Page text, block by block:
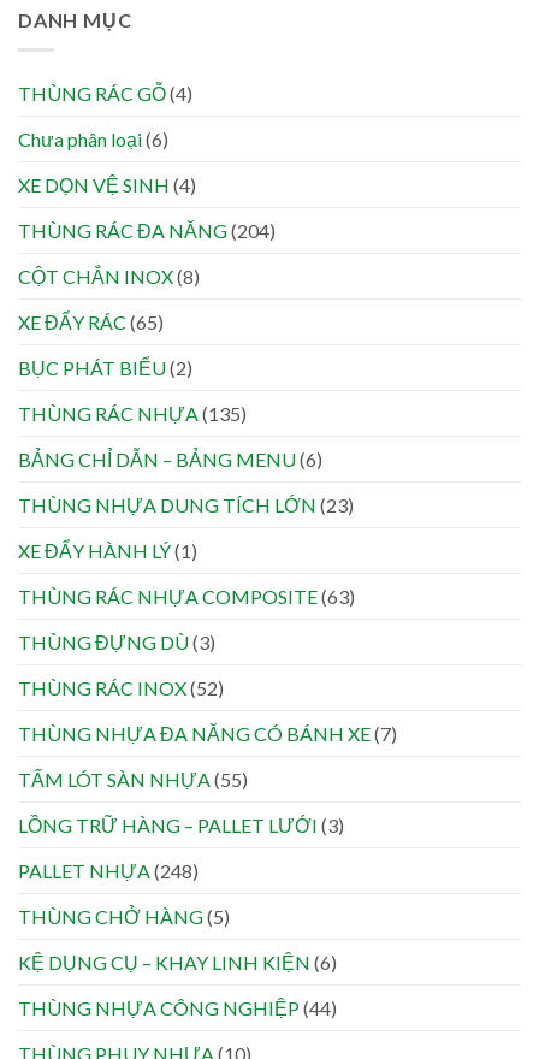
DANH MỤC
THÙNG RÁC GỖ(4)
Chưa phân loại(6)
XE DỌN VỆ SINH (4)
THÙNG RÁC ĐA NĂNG(204)
CỘT CHẮN INOX(8)
XE ĐẨY RÁC (65)
BỤC PHÁT BIỂU(2)
THÙNG RÁC NHỰA (135)
BẢNG CHỈ DẪN – BẢNG MENU(6)
THÙNG NHỰA DUNG TÍCH LỚN (23)
XE ĐẨY HÀNH LÝ(1)
THÙNG RÁC NHỰA COMPOSITE(63)
THÙNG ĐỰNG DÙ(3)
THÙNG RÁC INOX(52)
THÙNG NHỰA ĐA NĂNG CÓ BÁNH XE(7)
TẤM LÓT SÀN NHỰA (55)
LỒNG TRỮ HÀNG – PALLET LƯỚI (3)
PALLET NHỰA (248)
THÙNG CHỞ HÀNG(5)
KỆ DỤNG CỤ – KHAY LINH KIỆN (6)
THÙNG NHỰA CÔNG NGHIỆP(44)
THÙNG PHUY NHỰA (10)